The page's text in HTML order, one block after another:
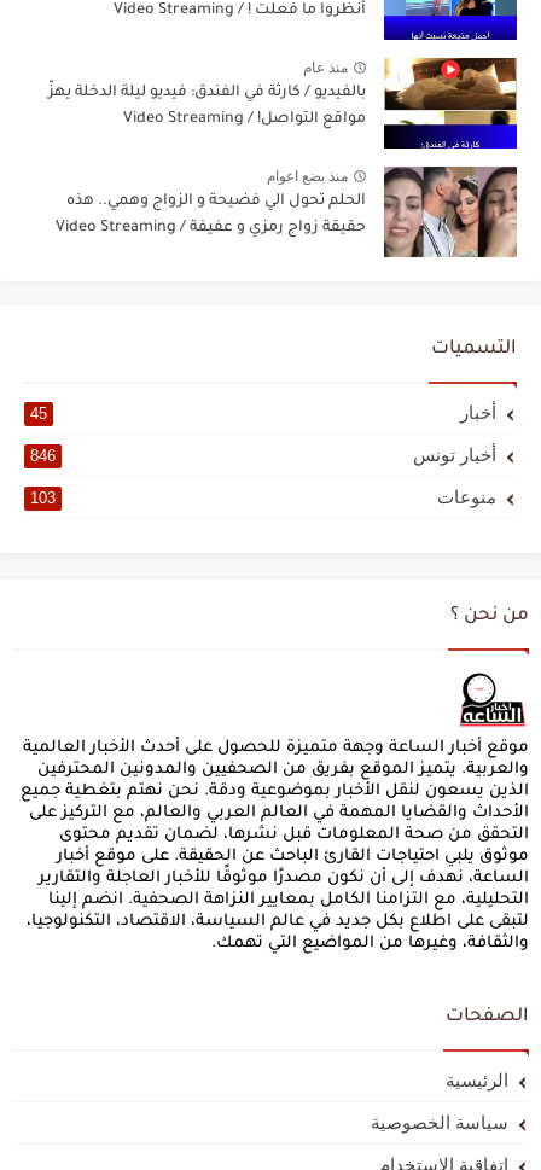
أنظروا ما فعلت ! / Video Streaming
منذ عام
بالفيديو / كارثة في الفندق: فيديو ليلة الدخلة يهزّ
مواقع التواصل! / Video Streaming
منذ بضع اعوام
الحلم تحول الي فضيحة و الزواج وهمي.. هذه
حقيقة زواج رمزي و عفيفة / Video Streaming
التسميات
أخبار 45
أخبار تونس 846
منوعات 103
من نحن ؟
موقع أخبار الساعة وجهة متميزة للحصول على أحدث الأخبار العالمية
والعربية. يتميز الموقع بفريق من الصحفيين والمدونين المحترفين
الذين يسعون لنقل الأخبار بموضوعية ودقة. نحن نهتم بتغطية جميع
الأحداث والقضايا المهمة في العالم العربي والعالم، مع التركيز على
التحقق من صحة المعلومات قبل نشرها، لضمان تقديم محتوى
موثوق يلبي احتياجات القارئ الباحث عن الحقيقة. على موقع أخبار
الساعة، نهدف إلى أن نكون مصدرًا موثوقًا للأخبار العاجلة والتقارير
التحليلية، مع التزامنا الكامل بمعايير النزاهة الصحفية. انضم إلينا
لتبقى على اطلاع بكل جديد في عالم السياسة، الاقتصاد، التكنولوجيا،
والثقافة، وغيرها من المواضيع التي تهمك.
الصفحات
الرئيسية
سياسة الخصوصية
اتفاقية الاستخدام